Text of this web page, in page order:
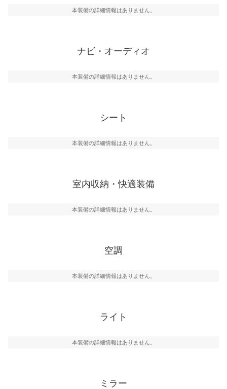
本装備の詳細情報はありません。
ナビ・オーディオ
本装備の詳細情報はありません。
シート
本装備の詳細情報はありません。
室内収納・快適装備
本装備の詳細情報はありません。
空調
本装備の詳細情報はありません。
ライト
本装備の詳細情報はありません。
ミラー